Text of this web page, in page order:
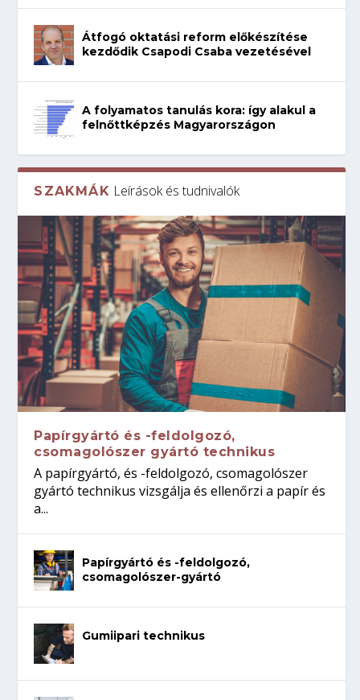
Átfogó oktatási reform előkészítése
kezdődik Csapodi Csaba vezetésével
A folyamatos tanulás kora: így alakul a
felnőttképzés Magyarországon
SZAKMÁK Leírások és tudnivalók
Papírgyártó és -feldolgozó,
csomagolószer gyártó technikus
A papírgyártó, és -feldolgozó, csomagolószer
gyártó technikus vizsgálja és ellenőrzi a papír és
a...
Papírgyártó és -feldolgozó,
csomagolószer-gyártó
Gumiipari technikus